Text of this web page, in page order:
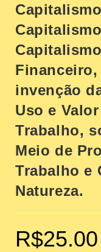
Financeiro,
invenção
Uso e
Trabalho,
Meio de
Trabalho e
Natureza.
R$25.00